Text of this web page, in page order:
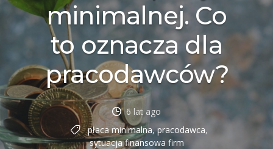
minimalnej. Co
to oznacza dla
pracodawców?
6 lat ago
płaca minimalna,pracodawca,
sytuacja finansowa firm